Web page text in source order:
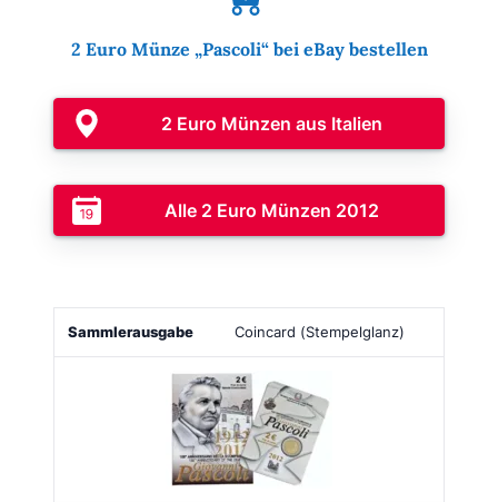
2 Euro Münze „Pascoli“ bei eBay bestellen
2 Euro Münzen aus Italien
Alle 2 Euro Münzen 2012
Sammlerausgabe Bild Auflage Ausgabepreis
Coincard (Stempelglanz)